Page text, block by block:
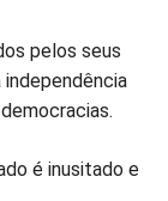
pelos seus
é inusitado e